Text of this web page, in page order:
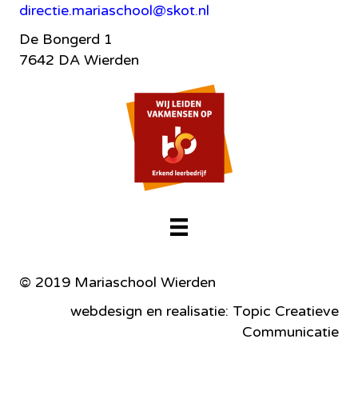
directie.mariaschool@skot.nl
De Bongerd 1
7642 DA Wierden
© 2019 Mariaschool Wierden
webdesign en realisatie: Topic Creatieve
Communicatie